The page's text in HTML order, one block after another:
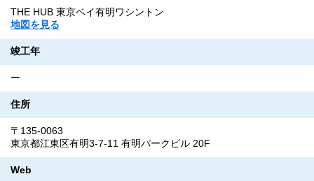
THE HUB 東京ベイ有明ワシントン
地図を見る
竣工年
ー
住所
〒135-0063
東京都江東区有明3-7-11 有明パークビル 20F
Web